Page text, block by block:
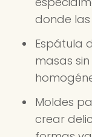
donde
Espátula
masas
Moldes
crear